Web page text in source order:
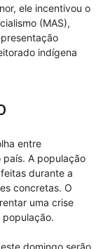
ele incentivou o
(MAS),
indígena
entre
A população
durante a
concretas. O
uma crise
domingo serão